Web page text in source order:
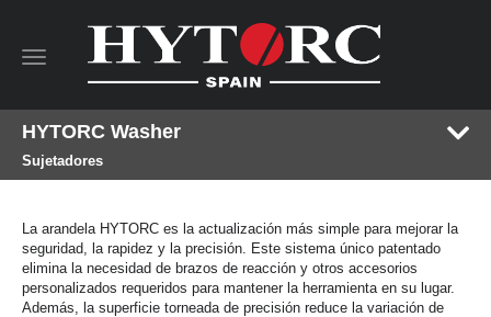
Toggle
HYTORC Washer
Sujetadores
La arandela HYTORC es la actualización más simple para mejorar la
seguridad, la rapidez y la precisión. Este sistema único patentado
elimina la necesidad de brazos de reacción y otros accesorios
personalizados requeridos para mantener la herramienta en su lugar.
Además, la superficie torneada de precisión reduce la variación de